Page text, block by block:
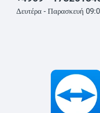
Δευτέρα - Παρασκευή